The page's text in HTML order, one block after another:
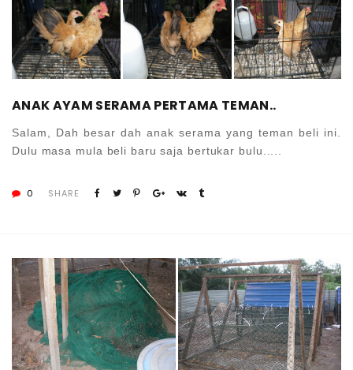
ANAK AYAM SERAMA PERTAMA TEMAN..
Salam, Dah besar dah anak serama yang teman beli ini.
Dulu masa mula beli baru saja bertukar bulu.....
0 SHARE